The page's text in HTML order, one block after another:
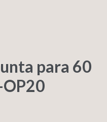
para 60
OP20